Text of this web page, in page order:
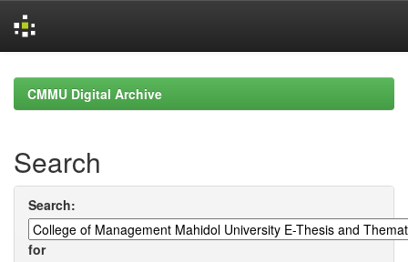
navigationCMMU Digital Archive
Search
Search:
for